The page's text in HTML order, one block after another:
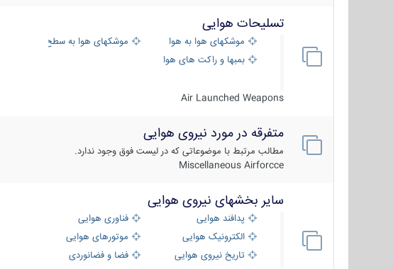
تسلیحات هوایی
موشکهای هوا به هوا
موشکهای هوا به سطح
بمبها و راکت های هوایی
Air Launched Weapons
متفرقه در مورد نیروی هوایی
مطالب مرتبط با موضوعاتی که در لیست فوق وجود ندارد.
Miscellaneous Airforcce
سایر بخشهای نیروی هوایی
پدافند هوایی
فناوری هوایی
الکترونیک هوایی
موتورهای هوایی
تاریخ نیروی هوایی
فضا و فضانوردی